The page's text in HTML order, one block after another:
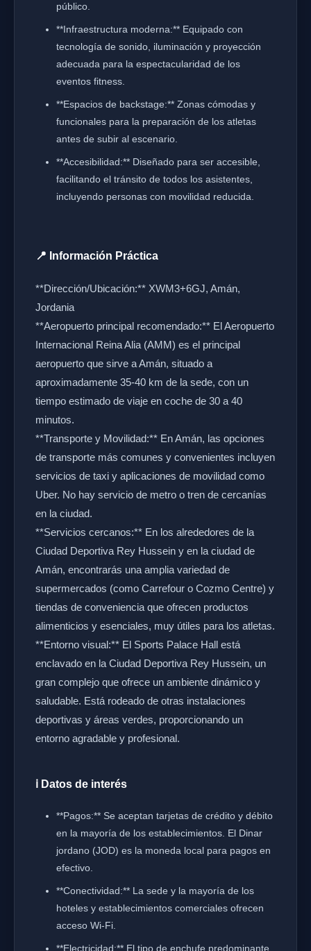
público.
**Infraestructura moderna:** Equipado con
tecnología de sonido, iluminación y proyección
adecuada para la espectacularidad de los
eventos fitness.
**Espacios de backstage:** Zonas cómodas y
funcionales para la preparación de los atletas
antes de subir al escenario.
**Accesibilidad:** Diseñado para ser accesible,
facilitando el tránsito de todos los asistentes,
incluyendo personas con movilidad reducida.
📍 Información Práctica
**Dirección/Ubicación:** XWM3+6GJ, Amán,
Jordania
**Aeropuerto principal recomendado:** El Aeropuerto
Internacional Reina Alia (AMM) es el principal
aeropuerto que sirve a Amán, situado a
aproximadamente 35-40 km de la sede, con un
tiempo estimado de viaje en coche de 30 a 40
minutos.
**Transporte y Movilidad:** En Amán, las opciones
de transporte más comunes y convenientes incluyen
servicios de taxi y aplicaciones de movilidad como
Uber. No hay servicio de metro o tren de cercanías
en la ciudad.
**Servicios cercanos:** En los alrededores de la
Ciudad Deportiva Rey Hussein y en la ciudad de
Amán, encontrarás una amplia variedad de
supermercados (como Carrefour o Cozmo Centre) y
tiendas de conveniencia que ofrecen productos
alimenticios y esenciales, muy útiles para los atletas.
**Entorno visual:** El Sports Palace Hall está
enclavado en la Ciudad Deportiva Rey Hussein, un
gran complejo que ofrece un ambiente dinámico y
saludable. Está rodeado de otras instalaciones
deportivas y áreas verdes, proporcionando un
entorno agradable y profesional.
ℹ️ Datos de interés
**Pagos:** Se aceptan tarjetas de crédito y débito
en la mayoría de los establecimientos. El Dinar
jordano (JOD) es la moneda local para pagos en
efectivo.
**Conectividad:** La sede y la mayoría de los
hoteles y establecimientos comerciales ofrecen
acceso Wi-Fi.
**Electricidad:** El tipo de enchufe predominante